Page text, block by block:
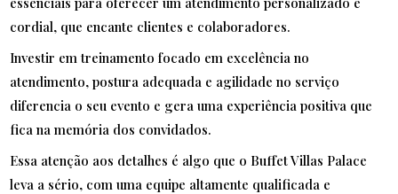
cordial, que encante clientes e colaboradores.
Investir em treinamento focado em excelência no
atendimento, postura adequada e agilidade no serviço
diferencia o seu evento e gera uma experiência positiva que
fica na memória dos convidados.
Essa atenção aos detalhes é algo que o Buffet Villas Palace
leva a sério, com uma equipe altamente qualificada e